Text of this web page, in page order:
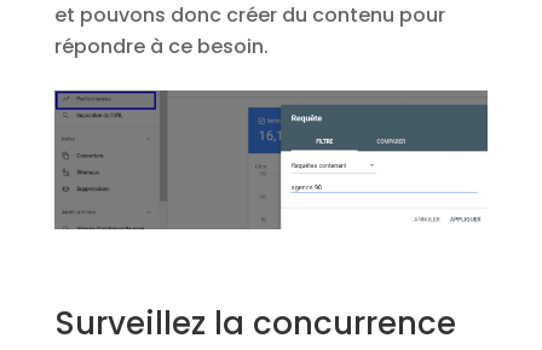
et pouvons donc créer du contenu pour
répondre à ce besoin.
Surveillez la concurrence